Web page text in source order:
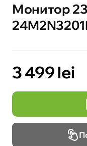
Монитор
3 499 lei